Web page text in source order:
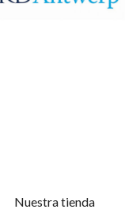
Nuestra tienda